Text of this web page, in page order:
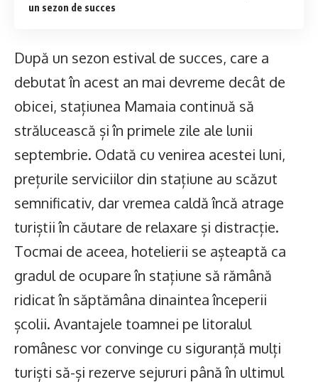
un sezon de succes
După un sezon estival de succes, care a
debutat în acest an mai devreme decât de
obicei, stațiunea Mamaia continuă să
strălucească și în primele zile ale lunii
septembrie. Odată cu venirea acestei luni,
prețurile serviciilor din stațiune au scăzut
semnificativ, dar vremea caldă încă atrage
turiștii în căutare de relaxare și distracție.
Tocmai de aceea, hotelierii se așteaptă ca
gradul de ocupare în stațiune să rămână
ridicat în săptămâna dinaintea începerii
școlii. Avantajele toamnei pe litoralul
românesc vor convinge cu siguranță mulți
turiști să-și rezerve sejururi până în ultimul